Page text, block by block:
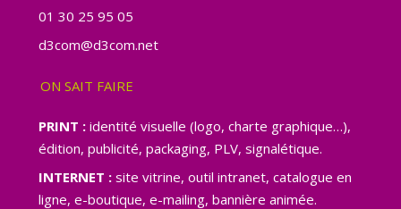
01 30 25 95 05
d3com@d3com.net
ON SAIT FAIRE
PRINT :identité visuelle (logo, charte graphique…),
édition, publicité, packaging, PLV, signalétique.
INTERNET :site vitrine, outil intranet, catalogue en
ligne, e-boutique, e-mailing, bannière animée.